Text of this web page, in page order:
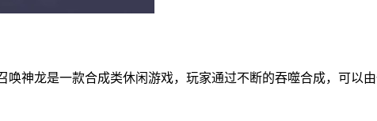
神龙是一款合成类休闲游戏，玩家通过不断的吞噬合成，可以